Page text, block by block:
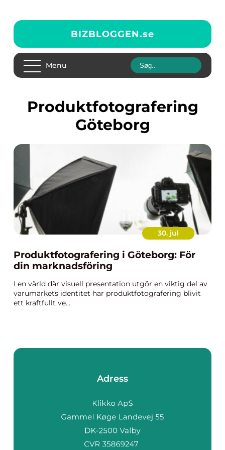
BIZBLOGGEN.se
Menu
Produktfotografering
Göteborg
30. jul
Produktfotografering i Göteborg: För
din marknadsföring
I en värld där visuell presentation utgör en viktig del av
varumärkets identitet har produktfotografering blivit
ett kraftfullt ve...
Adress